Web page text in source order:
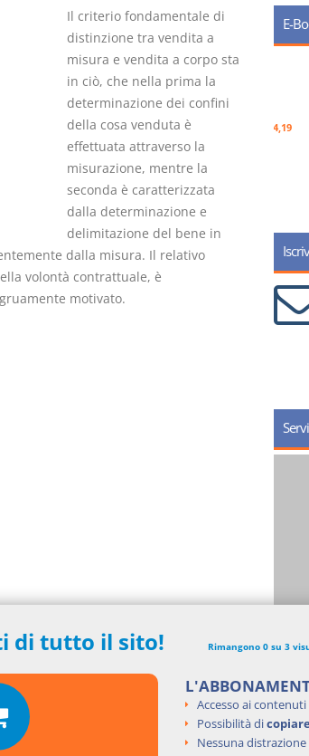
Il criterio fondamentale di
distinzione tra vendita a
misura e vendita a corpo sta
in ciò, che nella prima la
determinazione dei confini
della cosa venduta è
effettuata attraverso la
misurazione, mentre la
seconda è caratterizzata
dalla determinazione e
delimitazione del bene in
dalla misura. Il relativo
volontà contrattuale, è
motivato.
E-
Usufrutto Uso e
Abitazione
D. Minussi
Versione ebook
(iva incl.)
di tutto il sito! Rimangono 0 su 3
Accesso ai contenuti
Possibilità di
Nessuna